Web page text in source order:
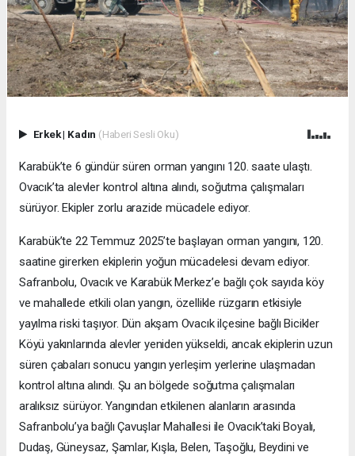
Erkek| Kadın (Haberi Sesli Oku)
Karabük’te 6 gündür süren orman yangını 120. saate ulaştı.
Ovacık’ta alevler kontrol altına alındı, soğutma çalışmaları
sürüyor. Ekipler zorlu arazide mücadele ediyor.
Karabük’te 22 Temmuz 2025’te başlayan orman yangını, 120.
saatine girerken ekiplerin yoğun mücadelesi devam ediyor.
Safranbolu, Ovacık ve Karabük Merkez’e bağlı çok sayıda köy
ve mahallede etkili olan yangın, özellikle rüzgarın etkisiyle
yayılma riski taşıyor. Dün akşam Ovacık ilçesine bağlı Bicikler
Köyü yakınlarında alevler yeniden yükseldi, ancak ekiplerin uzun
süren çabaları sonucu yangın yerleşim yerlerine ulaşmadan
kontrol altına alındı. Şu an bölgede soğutma çalışmaları
aralıksız sürüyor. Yangından etkilenen alanların arasında
Safranbolu’ya bağlı Çavuşlar Mahallesi ile Ovacık’taki Boyalı,
Dudaş, Güneysaz, Şamlar, Kışla, Belen, Taşoğlu, Beydini ve